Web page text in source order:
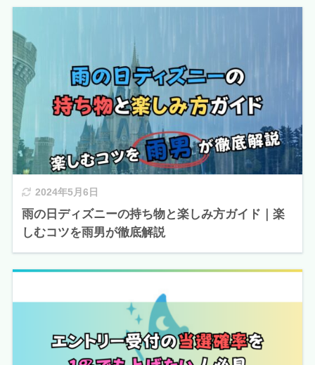
2024年5月6日
雨の日ディズニーの持ち物と楽しみ方ガイド｜楽
しむコツを雨男が徹底解説